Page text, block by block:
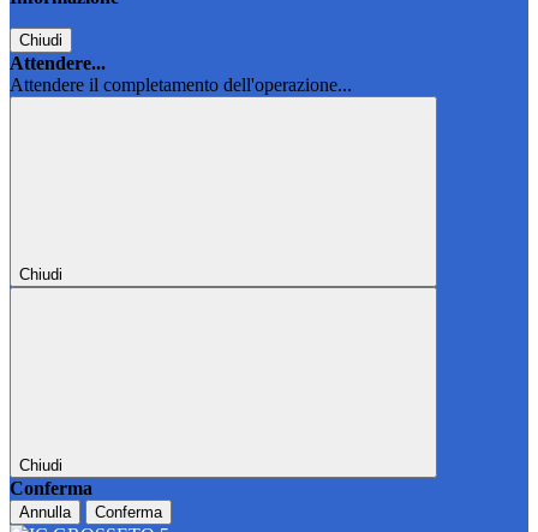
Chiudi
Attendere...
Attendere il completamento dell'operazione...
Chiudi
Chiudi
Conferma
Annulla Conferma